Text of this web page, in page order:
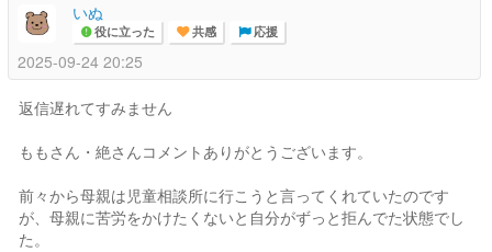
いぬ
役に立った 共感 応援
2025-09-24 20:25
返信遅れてすみません
ももさん・絶さんコメントありがとうございます。
前々から母親は児童相談所に行こうと言ってくれていたのです
が、母親に苦労をかけたくないと自分がずっと拒んでた状態でし
た。